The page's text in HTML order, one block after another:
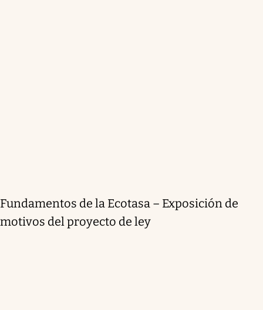
Fundamentos de la Ecotasa – Exposición de
motivos del proyecto de ley